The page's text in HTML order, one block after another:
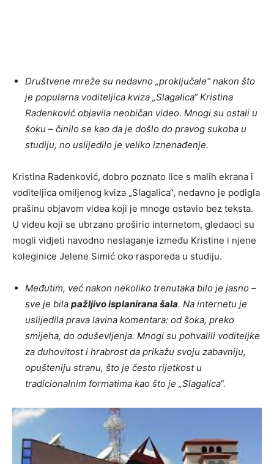
Društvene mreže su nedavno „proključale“ nakon što
je popularna voditeljica kviza „Slagalica“ Kristina
Radenković objavila neobičan video. Mnogi su ostali u
šoku – činilo se kao da je došlo do pravog sukoba u
studiju, no uslijedilo je veliko iznenađenje.
Kristina Radenković, dobro poznato lice s malih ekrana i
voditeljica omiljenog kviza „Slagalica“, nedavno je podigla
prašinu objavom videa koji je mnoge ostavio bez teksta.
U videu koji se ubrzano proširio internetom, gledaoci su
mogli vidjeti navodno neslaganje između Kristine i njene
koleginice Jelene Simić oko rasporeda u studiju.
Međutim, već nakon nekoliko trenutaka bilo je jasno –
sve je bila pažljivo isplanirana šala. Na internetu je
uslijedila prava lavina komentara: od šoka, preko
smijeha, do oduševljenja. Mnogi su pohvalili voditeljke
za duhovitost i hrabrost da prikažu svoju zabavniju,
opušteniju stranu, što je često rijetkost u
tradicionalnim formatima kao što je „Slagalica“.